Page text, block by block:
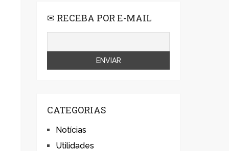
✉ RECEBA POR E-MAIL
CATEGORIAS
Notícias
Utilidades